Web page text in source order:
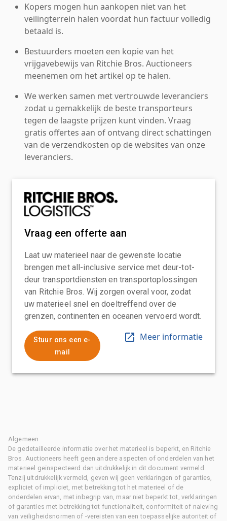
Kopers mogen hun aankopen niet van het
veilingterrein halen voordat hun factuur volledig
betaald is.
Bestuurders moeten een kopie van het
vrijgavebewijs van Ritchie Bros. Auctioneers
meenemen om het artikel op te halen.
We werken samen met vertrouwde leveranciers
zodat u gemakkelijk de beste transporteurs
tegen de laagste prijzen kunt vinden. Vraag
gratis offertes aan of ontvang direct schattingen
van de verzendkosten op de websites van onze
leveranciers.
Vraag een offerte aan
Laat uw materieel naar de gewenste locatie
brengen met all-inclusive service met deur-tot-
deur transportdiensten en transportoplossingen
van Ritchie Bros. Wij zorgen overal voor, zodat
uw materieel snel en doeltreffend over de
grenzen, continenten en oceanen vervoerd wordt.
Stuur ons een e-
mail
Meer informatie
Algemeen
De gedetailleerde informatie over het materieel is beperkt, en Ritchie
Bros. Auctioneers heeft geen andere aspecten of onderdelen van het
materieel geïnspecteerd dan uitdrukkelijk in dit document vermeld.
Tenzij uitdrukkelijk vermeld, geven wij geen verklaringen of garanties,
expliciet of impliciet, met betrekking tot het materieel of de
onderdelen ervan, met inbegrip van, maar niet beperkt tot, verklaringen
of garanties met betrekking tot functionaliteit, conformiteit of naleving
van veiligheidsnormen of -vereisten van een toepasselijke autoriteit of